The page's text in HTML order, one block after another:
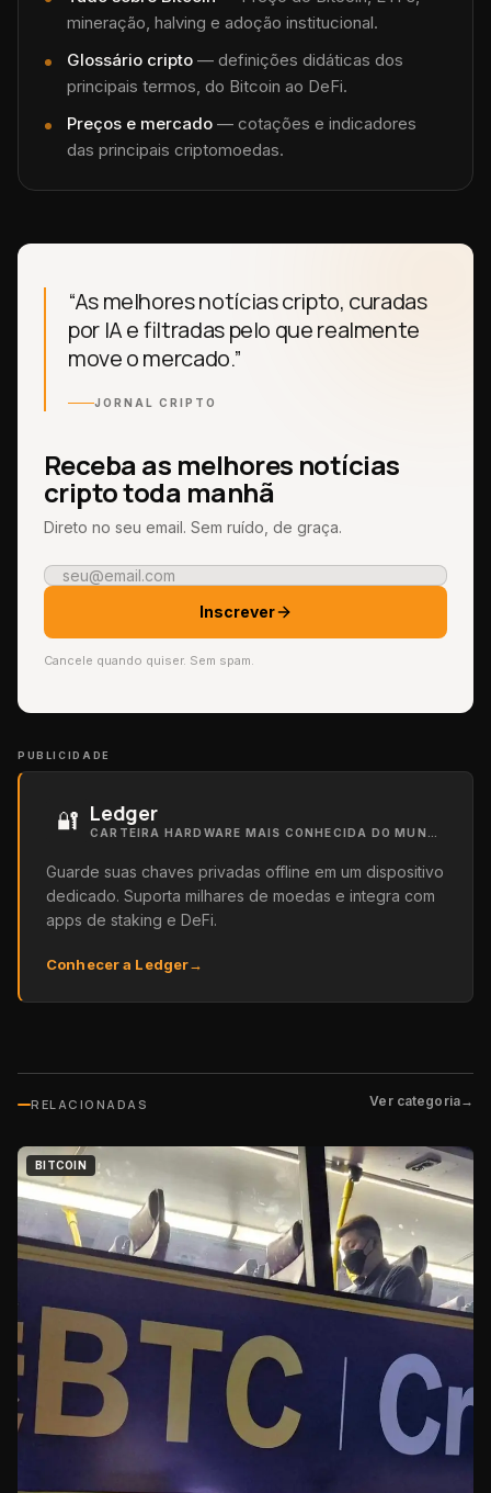
mineração, halving e adoção institucional.
Glossário cripto — definições didáticas dos
principais termos, do Bitcoin ao DeFi.
Preços e mercado — cotações e indicadores
das principais criptomoedas.
“As melhores notícias cripto, curadas
por IA e filtradas pelo que realmente
move o mercado.”
JORNAL CRIPTO
Receba as melhores notícias
cripto toda manhã
Direto no seu email. Sem ruído, de graça.
Inscrever
Cancele quando quiser. Sem spam.
PUBLICIDADE
🔐 Ledger
Guarde suas chaves privadas offline em um dispositivo
dedicado. Suporta milhares de moedas e integra com
apps de staking e DeFi.
Conhecer a Ledger→
RELACIONADAS Ver categoria→
BITCOIN